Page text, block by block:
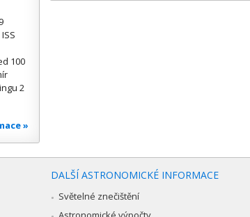
100
2
»
DALŠÍ ASTRONOMICKÉ INFORMACE
Světelné znečištění